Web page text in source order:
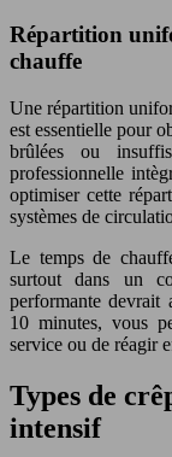
Répartition
chauffe
Une répartition
est essentielle pour
brûlées ou
professionnelle
optimiser cette
systèmes de
Le temps de
surtout dans un
performante devrait
10 minutes, vous
service ou de réagir
Types de
intensif